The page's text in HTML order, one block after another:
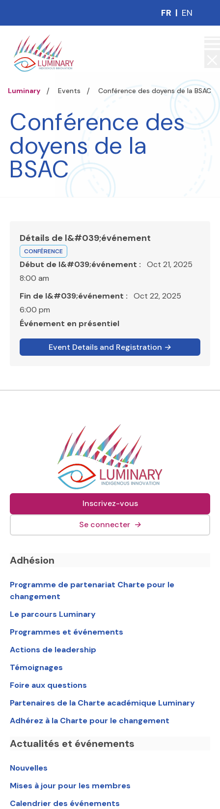
FR | EN
Luminary Events Conférence des doyens de la BSAC
Conférence des
doyens de la
BSAC
Détails de l&#039;événement
CONFÉRENCE
Début de l&#039;événement :
Oct 21, 2025
8:00 am
Fin de l&#039;événement :
Oct 22, 2025
6:00 pm
Événement en présentiel
Emplacement :
Event Details and Registration →
Inscrivez-vous
Se connecter(lien externe,
→
Adhésion
Programme de partenariat Charte pour le
changement
Le parcours Luminary
Programmes et événements
Actions de leadership
Témoignages
Foire aux questions
Partenaires de la Charte académique Luminary
Adhérez à la Charte pour le changement
Actualités et événements
Nouvelles
Mises à jour pour les membres
Calendrier des événements